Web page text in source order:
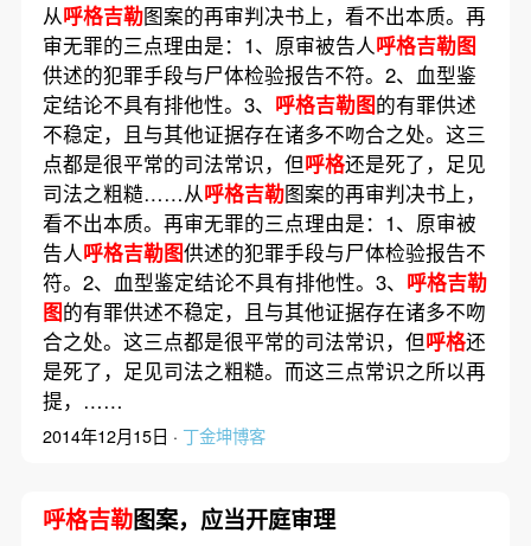
从呼格吉勒图案的再审判决书上，看不出本质。再
审无罪的三点理由是：1、原审被告人呼格吉勒图
供述的犯罪手段与尸体检验报告不符。2、血型鉴
定结论不具有排他性。3、 呼格吉勒图的有罪供述
不稳定，且与其他证据存在诸多不吻合之处。这三
点都是很平常的司法常识，但呼格还是死了，足见
司法之粗糙……从呼格吉勒图案的再审判决书上，
看不出本质。再审无罪的三点理由是：1、原审被
告人呼格吉勒图供述的犯罪手段与尸体检验报告不
符。2、血型鉴定结论不具有排他性。3、 呼格吉勒
图的有罪供述不稳定，且与其他证据存在诸多不吻
合之处。这三点都是很平常的司法常识，但呼格还
是死了，足见司法之粗糙。而这三点常识之所以再
提，……
2014年12月15日 · 丁金坤博客
呼格吉勒图案，应当开庭审理